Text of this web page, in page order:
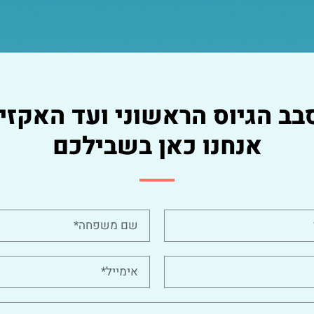
הגיוס הראשוני ועד
אנחנו כאן בשבילכם